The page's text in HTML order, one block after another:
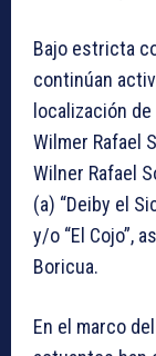
Bajo estricta
continúan
localización
Wilmer Rafael
Wilner Rafael
(a) “Deiby el
y/o “El Cojo”,
Boricua.
En el marco